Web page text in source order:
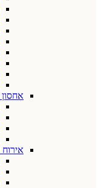
אחסון